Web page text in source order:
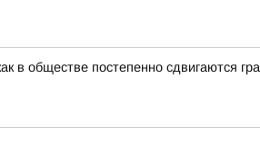
обществе постепенно сдвигаются